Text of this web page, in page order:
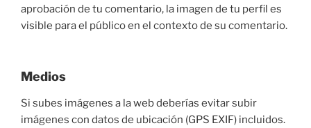
aprobación de tu comentario, la imagen de tu perfil es
visible para el público en el contexto de su comentario.
Medios
Si subes imágenes a la web deberías evitar subir
imágenes con datos de ubicación (GPS EXIF) incluidos.